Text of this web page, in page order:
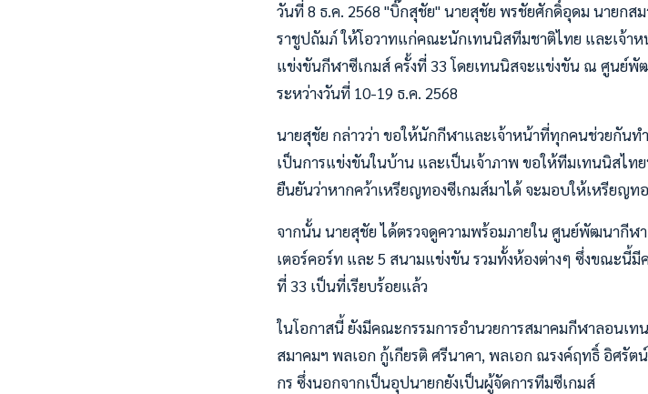
วันที่ 8 ธ.ค. 2568 "บิ๊กสุชัย" นายสุชัย พรชัยศักดิ์อุดม นายก
ราชูปถัมภ์ ให้โอวาทแก่คณะนักเทนนิสทีมชาติไทย และเจ้า
แข่งขันกีฬาซีเกมส์ ครั้งที่ 33 โดยเทนนิสจะแข่งขัน ณ ศูนย์
ระหว่างวันที่ 10-19 ธ.ค. 2568
นายสุชัย กล่าวว่า ขอให้นักกีฬาและเจ้าหน้าที่ทุกคนช่วยกัน
เป็นการแข่งขันในบ้าน และเป็นเจ้าภาพ ขอให้ทีมเทนนิสไท
ยืนยันว่าหากคว้าเหรียญทองซีเกมส์มาได้ จะมอบให้เหรียญท
จากนั้น นายสุชัย ได้ตรวจดูความพร้อมภายใน ศูนย์พัฒนากีฬ
เตอร์คอร์ท และ 5 สนามแข่งขัน รวมทั้งห้องต่างๆ ซึ่งขณะนี้มี
ที่ 33 เป็นที่เรียบร้อยแล้ว
ในโอกาสนี้ ยังมีคณะกรรมการอำนวยการสมาคมกีฬาลอนเ
สมาคมฯ พลเอก กู้เกียรติ ศรีนาคา, พลเอก ณรงค์ฤทธิ์ อิศรั
กร ซึ่งนอกจากเป็นอุปนายกยังเป็นผู้จัดการทีมซีเกมส์